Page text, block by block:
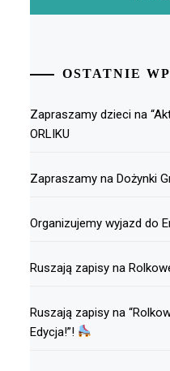
OSTATNIE
Zapraszamy dzieci na
ORLIKU
Zapraszamy na Dożynki
Organizujemy wyjazd do
Ruszają zapisy na
Ruszają zapisy na
Edycja!”!